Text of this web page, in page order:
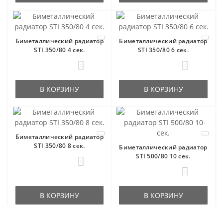
Биметаллический радиатор
STI 350/80 4 сек.
В КОРЗИНУ
Биметаллический радиатор
STI 350/80 6 сек.
В КОРЗИНУ
Биметаллический радиатор
STI 350/80 8 сек.
В КОРЗИНУ
Биметаллический радиатор
STI 500/80 10 сек.
В КОРЗИНУ